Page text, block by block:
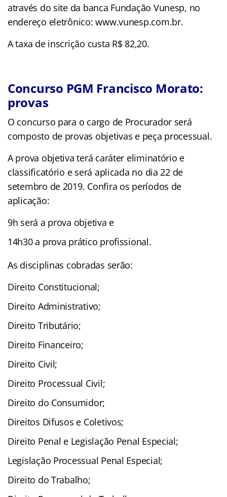
através do site da banca Fundação Vunesp, no
endereço eletrônico: www.vunesp.com.br.
A taxa de inscrição custa R$ 82,20.
Concurso PGM Francisco Morato:
provas
O concurso para o cargo de Procurador será
composto de provas objetivas e peça processual.
A prova objetiva terá caráter eliminatório e
classificatório e será aplicada no dia 22 de
setembro de 2019. Confira os períodos de
aplicação:
9h será a prova objetiva e
14h30 a prova prático profissional.
As disciplinas cobradas serão:
Direito Constitucional;
Direito Administrativo;
Direito Tributário;
Direito Financeiro;
Direito Civil;
Direito Processual Civil;
Direito do Consumidor;
Direitos Difusos e Coletivos;
Direito Penal e Legislação Penal Especial;
Legislação Processual Penal Especial;
Direito do Trabalho;